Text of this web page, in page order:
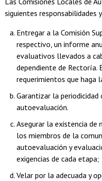
siguientes responsabilidades
Entregar a la Comisión
respectivo, un informe
evaluativos llevados a
dependiente de Rectoría.
requerimientos que haga
Garantizar la
autoevaluación.
Asegurar la existencia de
los miembros de la
autoevaluación y
exigencias de cada etapa;
Velar por la adecuada y